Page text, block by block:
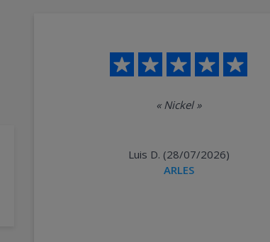
« Nickel»
Luis D. (28/07/2026)
ARLES